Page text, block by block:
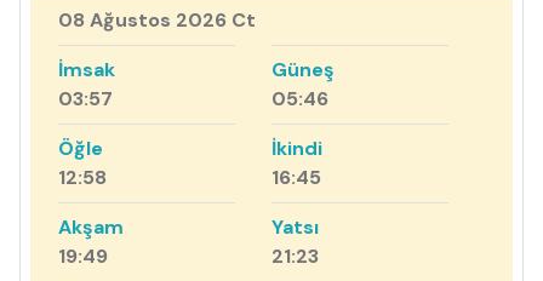
08 Ağustos 2026 Ct
İmsak
03:57
Güneş
05:46
Öğle
12:58
İkindi
16:45
Akşam
19:49
Yatsı
21:23